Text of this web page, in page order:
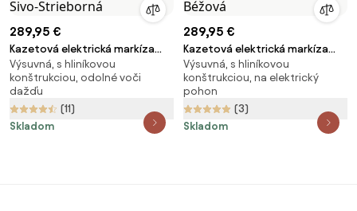
289,95 €
Kazetová elektrická markíza
ISABELA 3x2.5m Sivo-Strieborná
Výsuvná, s hliníkovou
konštrukciou, odolné voči
dažďu
(11)
Skladom
289,95 €
Kazetová elektrická markíza
ISABELA 3x2.5m Béžová
Výsuvná, s hliníkovou
konštrukciou, na elektrický
pohon
(3)
Skladom